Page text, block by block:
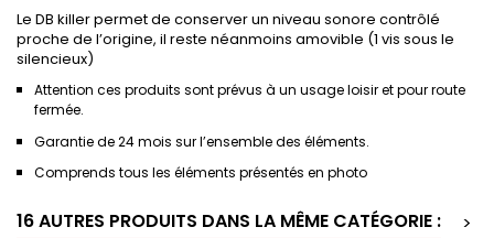
Le DB killer permet de conserver un niveau sonore contrôlé
proche de l’origine, il reste néanmoins amovible (1 vis sous le
silencieux)
Attention ces produits sont prévus à un usage loisir et pour route
fermée.
Garantie de 24 mois sur l’ensemble des éléments.
Comprends tous les éléments présentés en photo
16 AUTRES PRODUITS DANS LA MÊME CATÉGORIE :
>